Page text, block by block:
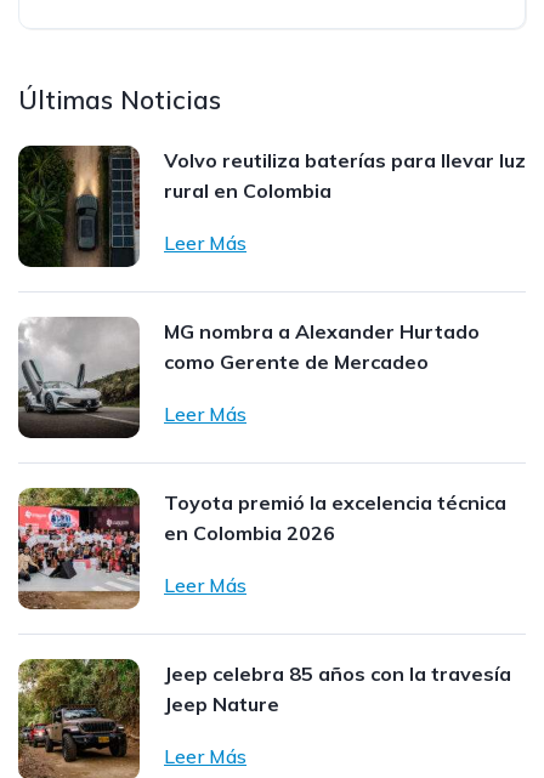
Últimas Noticias
Volvo reutiliza baterías para llevar luz
rural en Colombia
Leer Más
MG nombra a Alexander Hurtado
como Gerente de Mercadeo
Leer Más
Toyota premió la excelencia técnica
en Colombia 2026
Leer Más
Jeep celebra 85 años con la travesía
Jeep Nature
Leer Más